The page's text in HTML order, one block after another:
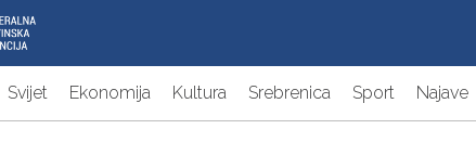
Svijet Ekonomija Kultura Srebrenica Sport Najave